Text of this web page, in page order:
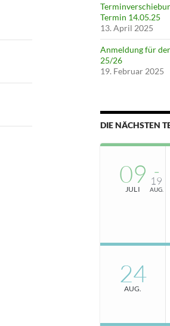
Termin 14.05.25
13. April 2025
Anmeldung für
25/26
19. Februar 2025
DIE NÄCHSTEN
09
JULI
–
19
AUG.
24
AUG.